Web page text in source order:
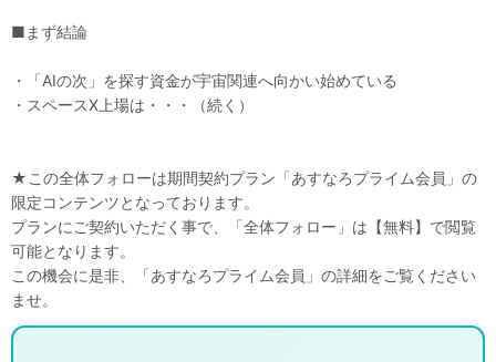
■まず結論
・「AIの次」を探す資金が宇宙関連へ向かい始めている
・スペースX上場は・・・（続く）
★この全体フォローは期間契約プラン「あすなろプライム会員」の
限定コンテンツとなっております。
プランにご契約いただく事で、「全体フォロー」は【無料】で閲覧
可能となります。
この機会に是非、「あすなろプライム会員」の詳細をご覧ください
ませ。